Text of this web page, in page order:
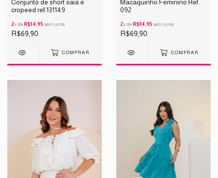
Conjunto de short saia e
cropeed ref:131149
2x de R$34,95 sem juros
R$69,90
COMPRAR
Macaquinho Feminino Ref.
092
2x de R$34,95 sem juros
R$69,90
COMPRAR